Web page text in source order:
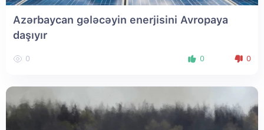
Azərbaycan gələcəyin enerjisini Avropaya
daşıyır
0 0 0